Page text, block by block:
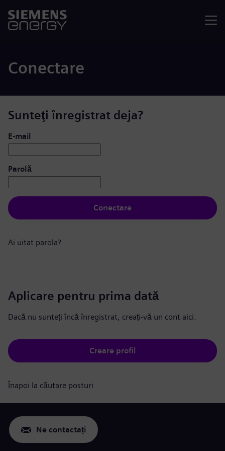
Conectare
Sunteţi înregistrat deja?
Conectare: utilizator și parolă
E-mail
Parolă
Conectare
Ai uitat parola?
Aplicare pentru prima dată
Dacă nu sunteți încă înregistrat, creați-vă un cont aici.
Creare profil
Înapoi la căutare posturi
Ne contactați